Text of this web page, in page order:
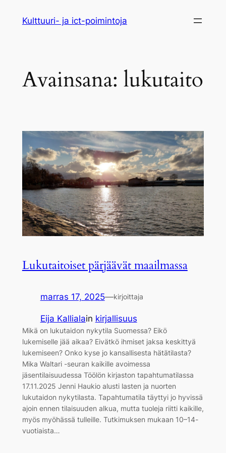
sisältöön
Kulttuuri- ja ict-poimintoja
Avainsana: lukutaito
Lukutaitoiset pärjäävät maailmassa
marras 17, 2025—kirjoittaja
Eija Kallialain kirjallisuus
Mikä on lukutaidon nykytila Suomessa? Eikö
lukemiselle jää aikaa? Eivätkö ihmiset jaksa keskittyä
lukemiseen? Onko kyse jo kansallisesta hätätilasta?
Mika Waltari -seuran kaikille avoimessa
jäsentilaisuudessa Töölön kirjaston tapahtumatilassa
17.11.2025 Jenni Haukio alusti lasten ja nuorten
lukutaidon nykytilasta. Tapahtumatila täyttyi jo hyvissä
ajoin ennen tilaisuuden alkua, mutta tuoleja riitti kaikille,
myös myöhässä tulleille. Tutkimuksen mukaan 10–14-
vuotiaista…